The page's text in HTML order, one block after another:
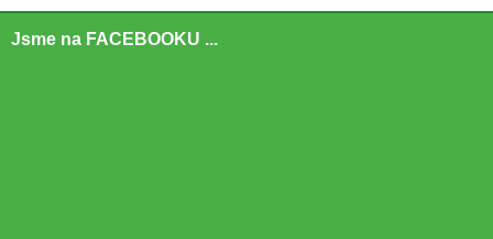
Jsme na FACEBOOKU ...